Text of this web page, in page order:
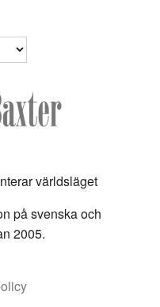
världsläget
på svenska och
2005.